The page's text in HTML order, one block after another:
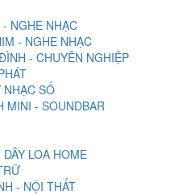
NGHE NHẠC
- NGHE NHẠC
- CHUYÊN NGHIỆP
NHẠC SỐ
MINI - SOUNDBAR
LOA HOME
- NỘI THẤT